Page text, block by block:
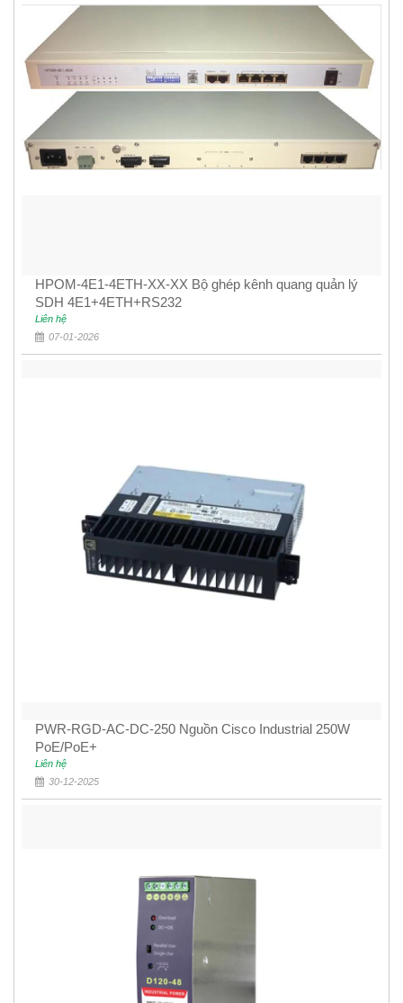
HPOM-4E1-4ETH-XX-XX Bộ ghép kênh quang quản lý
SDH 4E1+4ETH+RS232
Liên hệ
07-01-2026
PWR-RGD-AC-DC-250 Nguồn Cisco Industrial 250W
PoE/PoE+
Liên hệ
30-12-2025